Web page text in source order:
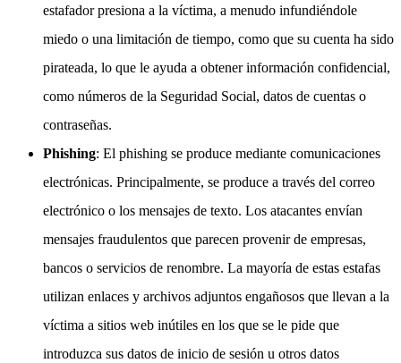
estafador presiona a la víctima, a menudo infundiéndole
miedo o una limitación de tiempo, como que su cuenta ha sido
pirateada, lo que le ayuda a obtener información confidencial,
como números de la Seguridad Social, datos de cuentas o
contraseñas.
Phishing: El phishing se produce mediante comunicaciones
electrónicas. Principalmente, se produce a través del correo
electrónico o los mensajes de texto. Los atacantes envían
mensajes fraudulentos que parecen provenir de empresas,
bancos o servicios de renombre. La mayoría de estas estafas
utilizan enlaces y archivos adjuntos engañosos que llevan a la
víctima a sitios web inútiles en los que se le pide que
introduzca sus datos de inicio de sesión u otros datos